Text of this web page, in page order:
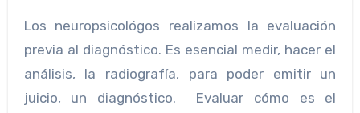
Los neuropsicológos realizamos la evaluación
previa al diagnóstico. Es esencial medir, hacer el
análisis, la radiografía, para poder emitir un
juicio, un diagnóstico. Evaluar cómo es el